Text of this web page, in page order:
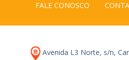
FALE CONOSCO
Avenida L3 Norte, s/n,